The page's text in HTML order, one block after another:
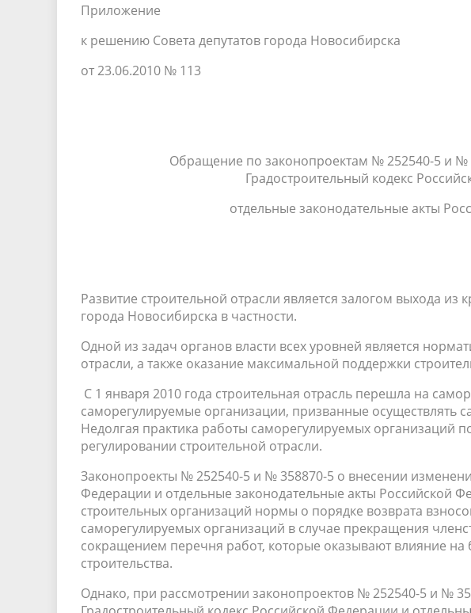
Приложение
к решению Совета депутатов города Новосибирска
от 23.06.2010 № 113
Обращение по законопроектам № 252540-5 и №
Градостроительный кодекс
отдельные законодательные акты
Развитие строительной отрасли является залогом выхода
города Новосибирска в частности.
Одной из задач органов власти всех уровней является
отрасли, а также оказание максимальной поддержки
С 1 января 2010 года строительная отрасль перешла на
саморегулируемые организации, призванные осуществлять
Недолгая практика работы саморегулируемых организаций
регулировании строительной отрасли.
Законопроекты № 252540-5 и № 358870-5 о внесении
Федерации и отдельные законодательные акты Российской
строительных организаций нормы о порядке возврата
саморегулируемых организаций в случае прекращения
сокращением перечня работ, которые оказывают влияние на
строительства.
Однако, при рассмотрении законопроектов № 252540-5 и №